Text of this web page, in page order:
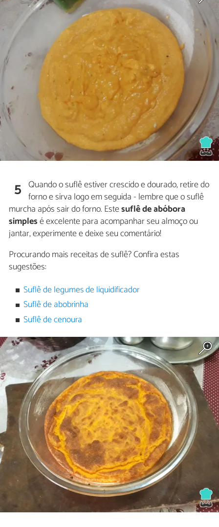
5 Quando o suflê estiver crescido e dourado, retire do
forno e sirva logo em seguida - lembre que o suflê
murcha após sair do forno. Estesuflê de abóbora
simplesé excelente para acompanhar seu almoço ou
jantar, experimente e deixe seu comentário!
Procurando mais receitas de suflê? Confira estas
sugestões:
Suflê de legumes de liquidificador
Suflê de abobrinha
Suflê de cenoura